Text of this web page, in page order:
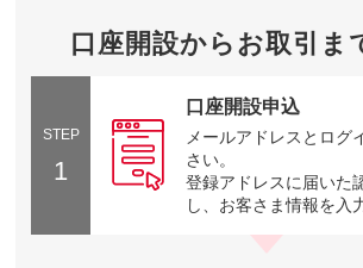
口座開設からお取引ま
STEP
1
口座開設申込
メールアドレスとログ
さい。
登録アドレスに届いた
し、お客さま情報を入